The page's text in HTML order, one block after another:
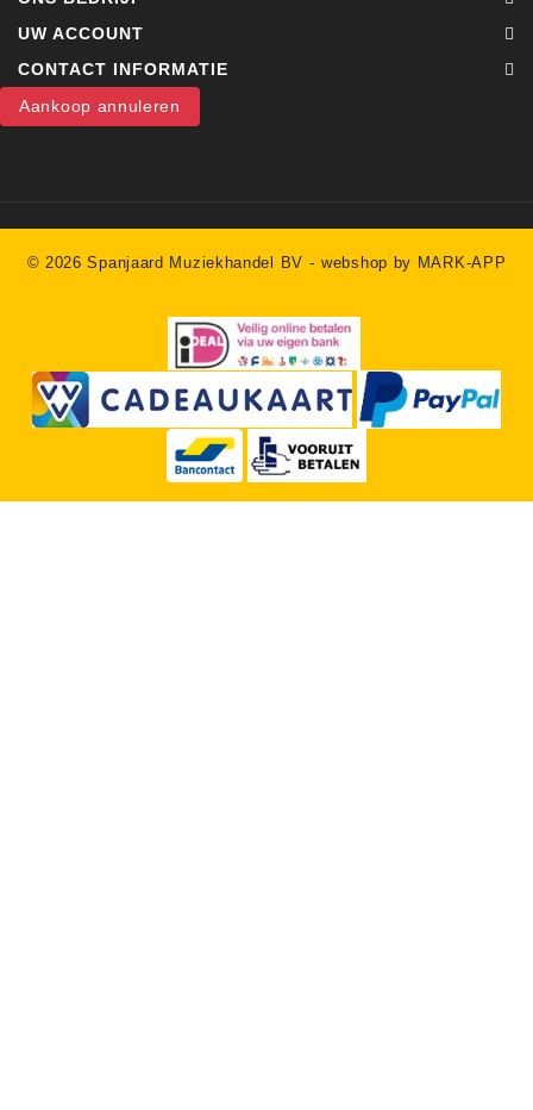
UW ACCOUNT
CONTACT INFORMATIE
Aankoop annuleren
© 2026 Spanjaard Muziekhandel BV -webshop by MARK-APP